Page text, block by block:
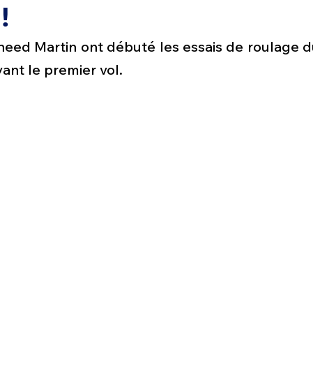
Avionique & pilotage
Défense sol-air DSA
Martin ont débuté les essais de roulage
le premier vol.